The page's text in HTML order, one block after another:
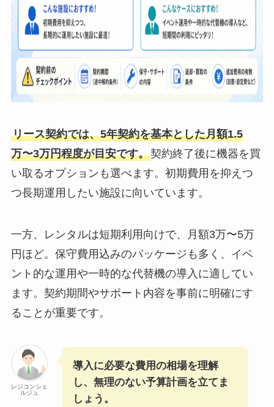
リース契約では、5年契約を基本とした月額1.5
万〜3万円程度が目安です。契約終了後に機器を買
い取るオプションも選べます。初期費用を抑えつ
つ長期運用したい施設に向いています。
一方、レンタルは短期利用向けで、月額3万〜5万
円ほど。保守費用込みのパッケージも多く、イベ
ント的な運用や一時的な代替機の導入に適してい
ます。契約期間やサポート内容を事前に明確にす
ることが重要です。
レジコンシェ
ルジュ
導入に必要な費用の相場を理解
し、無理のない予算計画を立てま
しょう。